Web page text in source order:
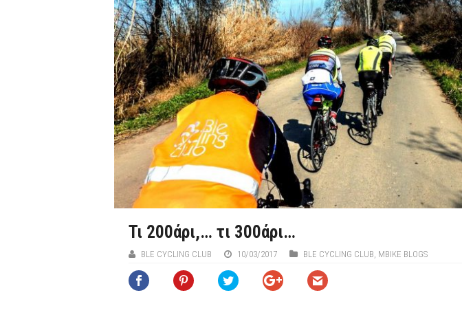
Τι 200άρι,… τι 300άρι…
BLE CYCLING CLUB 10/03/2017 BLE CYCLING CLUB MBIKE BLOGS